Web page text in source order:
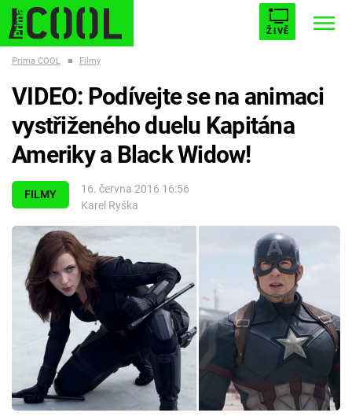
ŽIVĚ
ESCAPE PLNEJ KOTEL AVENGERS 5
Témata
Filmy
Seriály
Hry
Cool Esport
Pořady
Prima COOL ■ Filmy
FILMY
16. června 2016 16:56
Karel Ryška
VIDEO: Podívejte se na animaci
vystřiženého duelu Kapitána
Ameriky a Black Widow!